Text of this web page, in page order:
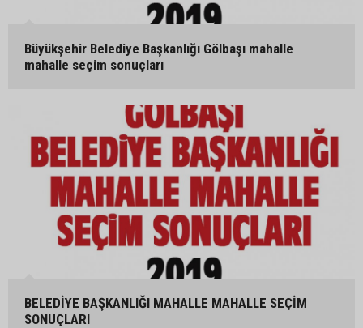
Büyükşehir Belediye Başkanlığı Gölbaşı mahalle
mahalle seçim sonuçları
BELEDİYE BAŞKANLIĞI MAHALLE MAHALLE SEÇİM
SONUÇLARI